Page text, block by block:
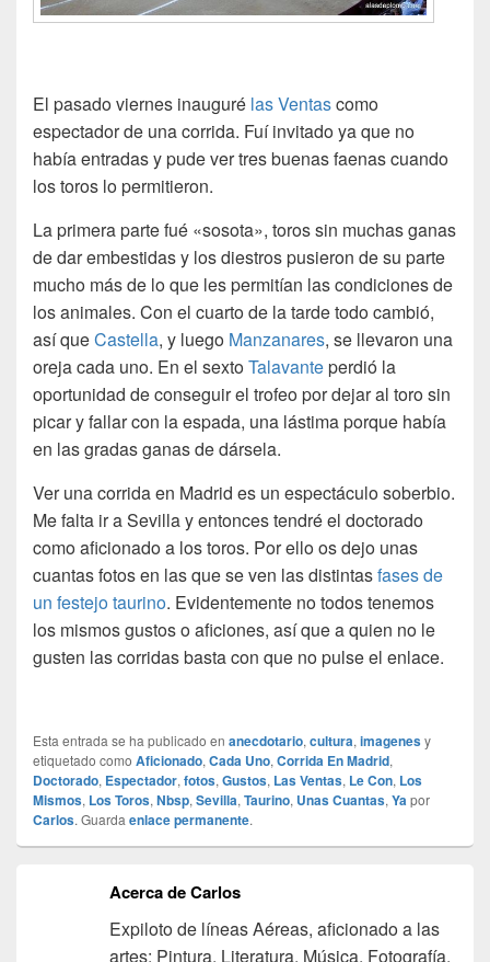
El pasado viernes inauguré las Ventascomo
espectador de una corrida. Fuí invitado ya que no
había entradas y pude ver tres buenas faenas cuando
los toros lo permitieron.
La primera parte fué «sosota», toros sin muchas ganas
de dar embestidas y los diestros pusieron de su parte
mucho más de lo que les permitían las condiciones de
los animales. Con el cuarto de la tarde todo cambió,
así queCastella, y luego Manzanares, se llevaron una
oreja cada uno. En el sextoTalavanteperdió la
oportunidad de conseguir el trofeo por dejar al toro sin
picar y fallar con la espada, una lástima porque había
en las gradas ganas de dársela.
Ver una corrida en Madrid es un espectáculo soberbio.
Me falta ir a Sevilla y entonces tendré el doctorado
como aficionado a los toros. Por ello os dejo unas
cuantas fotos en las que se ven las distintasfases de
un festejo taurino. Evidentemente no todos tenemos
los mismos gustos o aficiones, así que a quien no le
gusten las corridas basta con que no pulse el enlace.
Esta entrada se ha publicado en anecdotario, cultura, imagenesy
etiquetado como Aficionado, Cada Uno, Corrida En Madrid,
Doctorado, Espectador, fotos, Gustos, Las Ventas, Le Con, Los
Mismos, Los Toros, Nbsp, Sevilla, Taurino, Unas Cuantas, Yapor
Carlos. Guarda enlace permanente.
Acerca de Carlos
Expiloto de líneas Aéreas, aficionado a las
artes: Pintura, Literatura, Música, Fotografía,